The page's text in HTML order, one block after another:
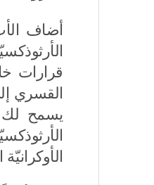
أضاف
قرارات
القسري
يسمح لك